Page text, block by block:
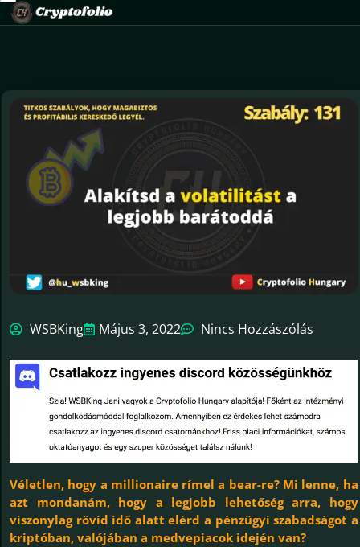
WSBKing Május 3, 2022 Nincs Hozzászólás
Véletlen, hogy a millionaire rímel a bear-re? Mi lenne, ha
azt mondanám, hogy a legjobb lehetőség arra, hogy
viszonylag rövid idő alatt elérd a pénzügyi szabadságot a
kriptóban, valójában a medvepiacok idején van?